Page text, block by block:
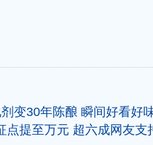
变30年陈酿 瞬间好看好
点提至万元 超六成网友支